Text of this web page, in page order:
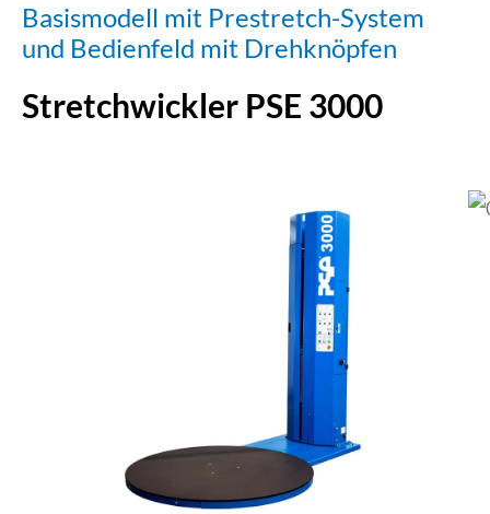
Basismodell mit Prestretch-System
und Bedienfeld mit Drehknöpfen
Stretchwickler PSE 3000